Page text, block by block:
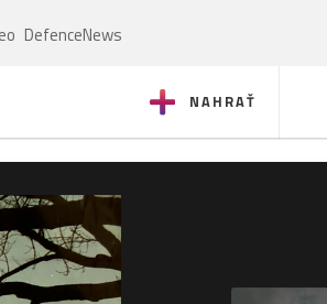
DefenceNews
NAHRAŤ